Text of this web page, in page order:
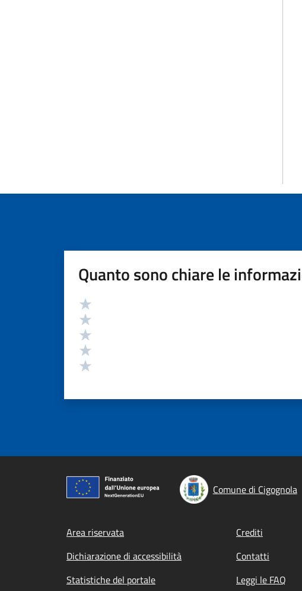
Quanto sono chiare le
Valutazione
Comune di Cigognola
Footer menu
Area riservata Crediti
Dichiarazione di accessibilità
Contatti
Statistiche del portale
Leggi le FAQ